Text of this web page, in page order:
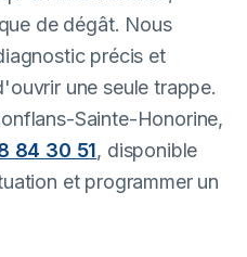
de dégât. Nous
précis et
une seule trappe.
Sainte-Honorine,
84 30 51, disponible
et programmer un